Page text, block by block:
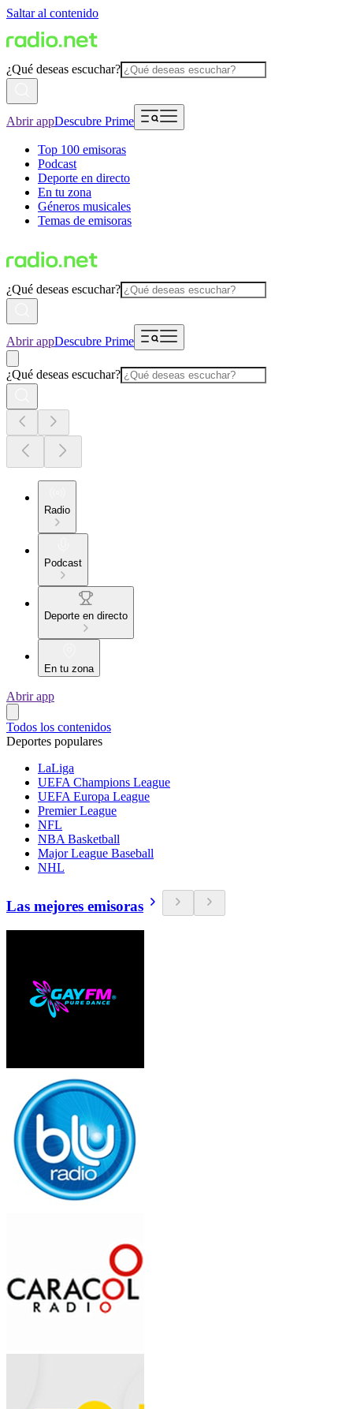
Saltar al contenido
¿Qué deseas escuchar?
Abrir appDescubre Prime
Top 100 emisoras
Podcast
Deporte en directo
En tu zona
Géneros musicales
Temas de emisoras
¿Qué deseas escuchar?
Abrir appDescubre Prime
¿Qué deseas escuchar?
Radio
Podcast
Deporte en directo
En tu zona
Abrir app
Todos los contenidos
Deportes populares
LaLiga
UEFA Champions League
UEFA Europa League
Premier League
NFL
NBA Basketball
Major League Baseball
NHL
Las mejores emisoras